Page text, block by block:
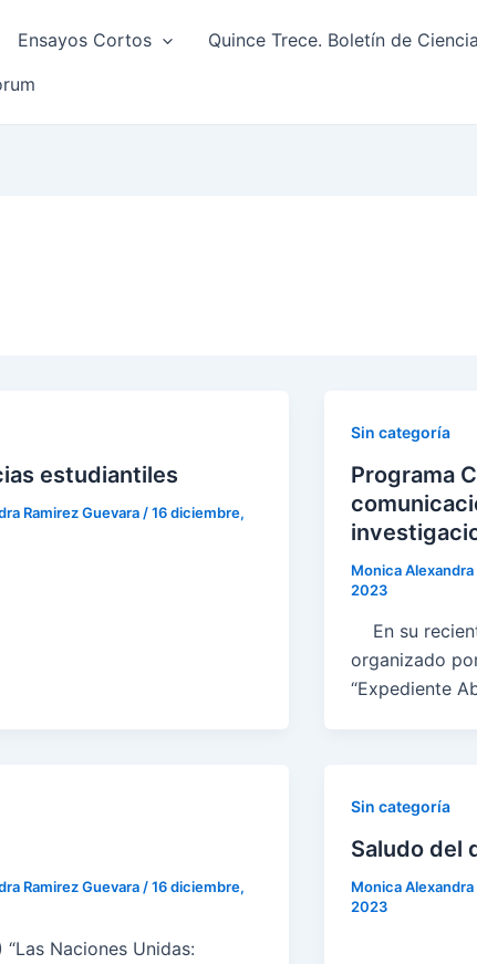
Ensayos Cortos
Quince Trece. Boletín de
estudiantiles
Ramirez Guevara /16 diciembre,
Sin categoría
Programa
Monica
2023
En su
organizado
“Expediente
Ramirez Guevara /16 diciembre,
“Las Naciones Unidas:
Sin categoría
Saludo del
Monica
2023